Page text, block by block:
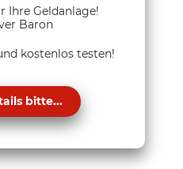
Ihre Geldanlage!
Baron
kostenlos testen!
bitte...